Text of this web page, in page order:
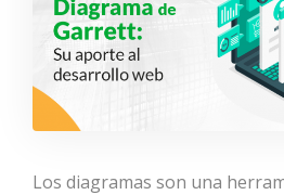
Los diagramas son una